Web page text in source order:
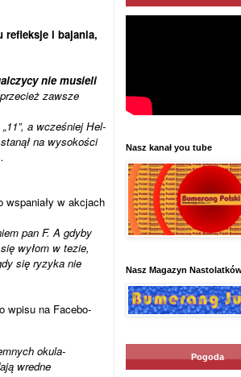
reflek­sje i baja­nia,
nie musieli
zawsze
a wcze­śniej Hel­
na wyso­ko­ści
wspa­niały w akcjach
pan F. A gdyby
wyłom w tezie,
się ryzyka nie
wpisu na Face­bo­
oku­la­
wredne
Nasz kanał you tube
Nasz Magazyn
Pogoda